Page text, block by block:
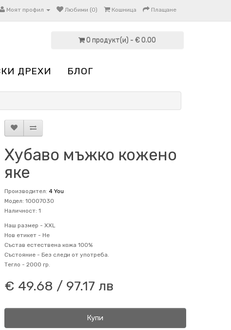
Моят профил Любими (0) Кошница Плащане
0 продукт(и) - € 0.00
ДРЕХИ БЛОГ
Хубаво мъжко кожено
яке
Производител: 4 You
Модел: 10007030
Наличност: 1
Наш размер - XXL
Нов етикет - Не
Състав естествена кожа 100%
Състояние - Без следи от употреба.
Тегло - 2000 гр.
€ 49.68 / 97.17 лв
Купи